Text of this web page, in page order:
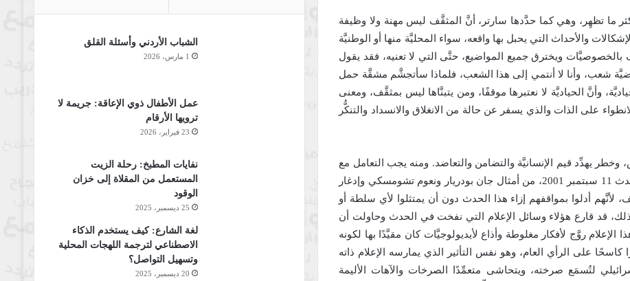
ما تظهِر، وهي كما حدَّدها سارتر، أنَّ المثقَّف ليس مهنة ولا وظيفة
والأحداث التي يحبل بها واقعه، سواء المحليَّة منها أو الوطنيَّة
بالخصوصيَّات ويخترق جميع المواضيع، حتَّى التي لا تعنيه، فقد يقول
شعب، وأنا لا أنتمي إلى هذا الشعب، فلماذا سأتجشَّم مشقَّة حمل
وأنَّ الحياديَّة لا نعتبرها موقفًا، ومن يتبنَّاها ليس بمثقَّف، ومعنى
على الذات والذي يسفر عن حالة من الانغلاق والانسداد والتنكُّر
يهدِّد قيم الإنسانيَّة والتضامن والتعاضد. ومنه يجب التعامل مع
القضيَّة الفلسطينيَّة كما تعامل الفلاسفة والمفكِّرون مع حدث 11 سبتمبر 2001، من أمثال جان بودريار ونعوم تشومسكي وإدغار
أدلوا بمواقفهم إزاء هذا الحدث دون أن يمتثلوا لأي سلطة أو
قد قارع هؤلاء وسائل الإعلام التي نفخت في الحدث وحاولت أن
روَّج لأفكار مغلوطة وأذاع لأيديولوجيَّات كان مقيَّدًا بها لكونه
على الرأي العام، وهو نفس التأثير الذي يمارسه الإعلام ذاته
لتُسمَع صرخته، ويتحاشى متعمِّدًا الصرخات والآهات الأليمة
الشباب الأردني وأسئلة القلق
1 مارس، 2026
عمل الأطفال ذوي الإعاقة: جريمة لا
ترويها الأرقام
23 فبراير، 2026
نفايات المطبخ: رحلة الزيت
المستعمل من المقلاة إلى خزان
الوقود
25 ديسمبر، 2025
لغة الشارع: كيف يستخدم الذكاء
الاصطناعي لترجمة اللهجات المحلية
وتسهيل التواصل؟
20 ديسمبر، 2025